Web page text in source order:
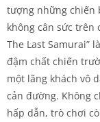
tượng những chiến
không cân sức trên
The Last Samurai”
đậm chất chiến
một lãng khách vô
cản đường. Không
hấp dẫn, trò chơi